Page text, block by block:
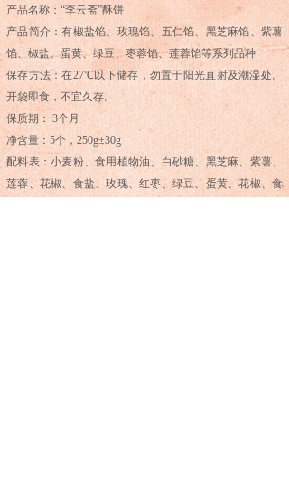
产品名称：“李云斋”酥饼
产品简介：有椒盐馅、玫瑰馅、五仁馅、黑芝麻馅、紫薯
馅、椒盐、蛋黄、绿豆、枣蓉馅、莲蓉馅等系列品种
保存方法：在27℃以下储存，勿置于阳光直射及潮湿处。
开袋即食，不宜久存。
保质期： 3个月
净含量：5个，250g±30g
配料表：小麦粉、食用植物油、白砂糖、黑芝麻、紫薯、
莲蓉、花椒、食盐、玫瑰、红枣、绿豆、蛋黄、花椒、食